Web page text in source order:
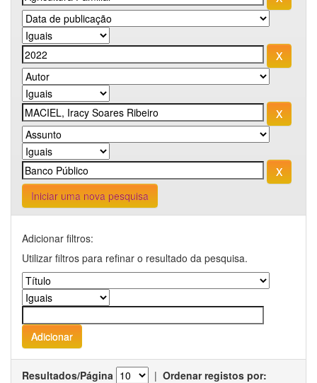
Iniciar uma nova pesquisa
Adicionar filtros:
Utilizar filtros para refinar o resultado da pesquisa.
Resultados/Página | Ordenar registos por: